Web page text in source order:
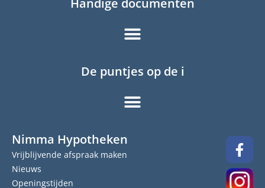
De puntjes op de i
Nimma Hypotheken
Vrijblijvende afspraak maken
Nieuws
Openingstijden